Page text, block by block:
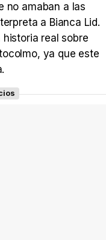
Tráiler 'Do Not Enter' (2026)
no amaban a las
a Bianca Lid.
real sobre
ya que este